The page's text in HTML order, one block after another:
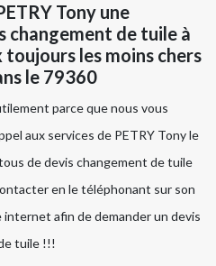
Tony une
changement de tuile à
les moins chers
le 79360
parce que nous vous
aux services de PETRY Tony le
de devis changement de tuile
en le téléphonant sur son
afin de demander un devis
tuile !!!